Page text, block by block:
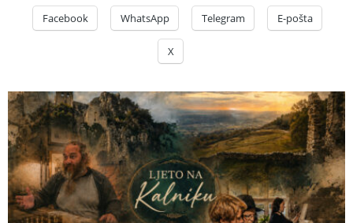
Facebook WhatsApp Telegram E-pošta
X